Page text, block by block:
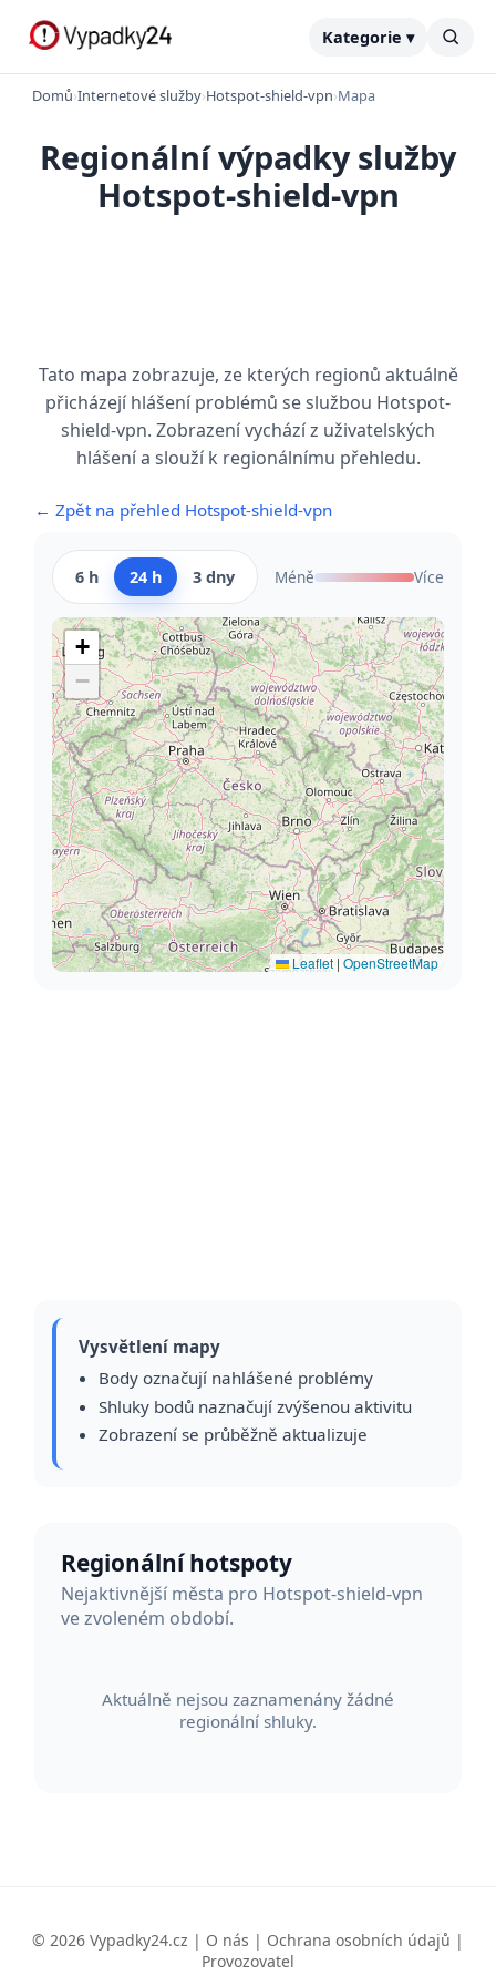
Kategorie ▾
Domů›Internetové služby›Hotspot-shield-vpn›Mapa
Regionální výpadky služby
Hotspot-shield-vpn
Tato mapa zobrazuje, ze kterých regionů aktuálně
přicházejí hlášení problémů se službou Hotspot-
shield-vpn. Zobrazení vychází z uživatelských
hlášení a slouží k regionálnímu přehledu.
← Zpět na přehled Hotspot-shield-vpn
6 h 24 h 3 dny Méně Více
+
−
Leaflet | OpenStreetMap
Vysvětlení mapy
Body označují nahlášené problémy
Shluky bodů naznačují zvýšenou aktivitu
Zobrazení se průběžně aktualizuje
Regionální hotspoty
Nejaktivnější města pro Hotspot-shield-vpn
ve zvoleném období.
Aktuálně nejsou zaznamenány žádné
regionální shluky.
© 2026 Vypadky24.cz | O nás | Ochrana osobních údajů |
Provozovatel